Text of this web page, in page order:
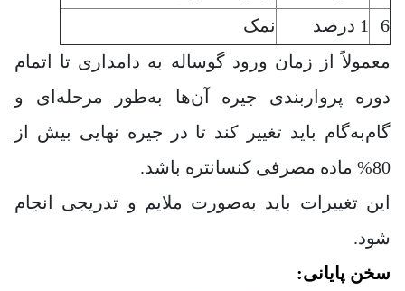
6
1 درصد
نمک
معمولاً از زمان ورود گوساله به دامداری تا اتمام
دوره پرواربندی جیره آن‌ها به‌طور مرحله‌ای و
گام‌به‌گام باید تغییر کند تا در جیره نهایی بیش از
80% ماده مصرفی کنسانتره باشد.
این تغییرات باید به‌صورت ملایم و تدریجی انجام
شود.
سخن پایانی: